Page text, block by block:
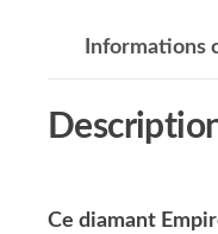
Informations
Ce diamant